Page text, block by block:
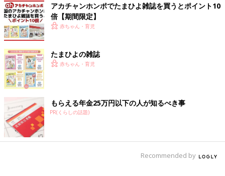
アカチャンホンポでたまひよ雑誌を買うとポイント10
倍【期間限定】
赤ちゃん・育児
たまひよの雑誌
赤ちゃん・育児
もらえる年金25万円以下の人が知るべき事
PR(くらしの話題)
Recommended by